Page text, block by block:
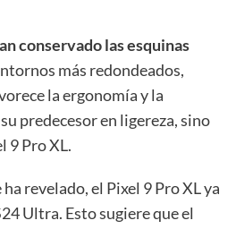
conservado las esquinas
más redondeados,
la ergonomía y la
predecesor en ligereza, sino
9 Pro XL.
revelado, el Pixel 9 Pro XL ya
Ultra. Esto sugiere que el